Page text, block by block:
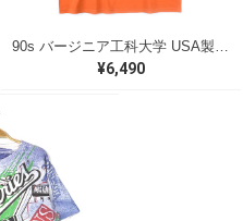
¥6,490